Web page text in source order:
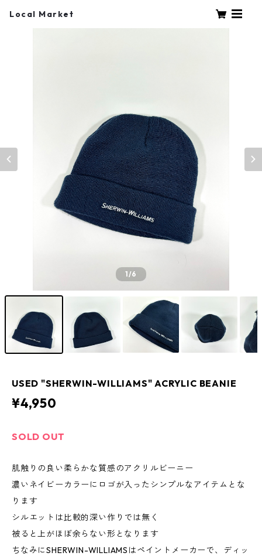
Local Market
1/6
USED "SHERWIN-WILLIAMS" ACRYLIC BEANIE
¥4,950
SOLD OUT
肌触りの良い柔らかな質感のアクリルビーニー
濃いネイビーカラーにロゴが入ったシンプルなアイテムとな
ります
シルエットは比較的深い作りでは無く
被ると上がほぼ余らない形となります
ちなみにSHERWIN-WILLIAMSはペイントメーカーで、ディッ